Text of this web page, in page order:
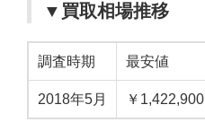
▼買取相場推移
調査時期 最安値
2018年5月 ￥1,422,900